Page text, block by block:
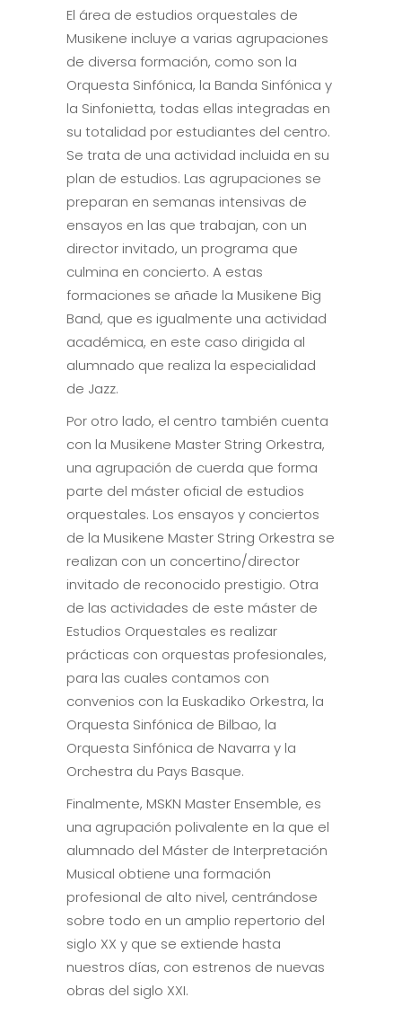
El área de estudios orquestales de
Musikene incluye a varias agrupaciones
de diversa formación, como son la
Orquesta Sinfónica, la Banda Sinfónica y
la Sinfonietta, todas ellas integradas en
su totalidad por estudiantes del centro.
Se trata de una actividad incluida en su
plan de estudios. Las agrupaciones se
preparan en semanas intensivas de
ensayos en las que trabajan, con un
director invitado, un programa que
culmina en concierto. A estas
formaciones se añade la Musikene Big
Band, que es igualmente una actividad
académica, en este caso dirigida al
alumnado que realiza la especialidad
de Jazz.
Por otro lado, el centro también cuenta
con la Musikene Master String Orkestra,
una agrupación de cuerda que forma
parte del máster oficial de estudios
orquestales. Los ensayos y conciertos
de la Musikene Master String Orkestra se
realizan con un concertino/director
invitado de reconocido prestigio. Otra
de las actividades de este máster de
Estudios Orquestales es realizar
prácticas con orquestas profesionales,
para las cuales contamos con
convenios con la Euskadiko Orkestra, la
Orquesta Sinfónica de Bilbao, la
Orquesta Sinfónica de Navarra y la
Orchestra du Pays Basque.
Finalmente, MSKN Master Ensemble, es
una agrupación polivalente en la que el
alumnado del Máster de Interpretación
Musical obtiene una formación
profesional de alto nivel, centrándose
sobre todo en un amplio repertorio del
siglo XX y que se extiende hasta
nuestros días, con estrenos de nuevas
obras del siglo XXI.